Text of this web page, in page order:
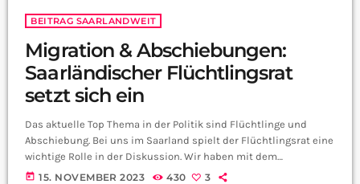
BEITRAG SAARLANDWEIT
Migration & Abschiebungen:
Saarländischer Flüchtlingsrat
setzt sich ein
Das aktuelle Top Thema in der Politik sind Flüchtlinge und
Abschiebung. Bei uns im Saarland spielt der Flüchtlingsrat eine
wichtige Rolle in der Diskussion. Wir haben mit dem
Saarlouiser Rechtsanwalt Peter Nobert gesprochen, er arbeitet
today 15. NOVEMBER 2023 430 3